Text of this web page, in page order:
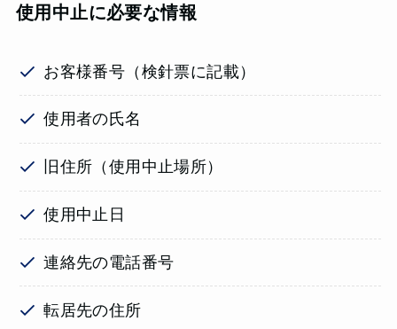
使用中止に必要な情報
お客様番号（検針票に記載）
使用者の氏名
旧住所（使用中止場所）
使用中止日
連絡先の電話番号
転居先の住所